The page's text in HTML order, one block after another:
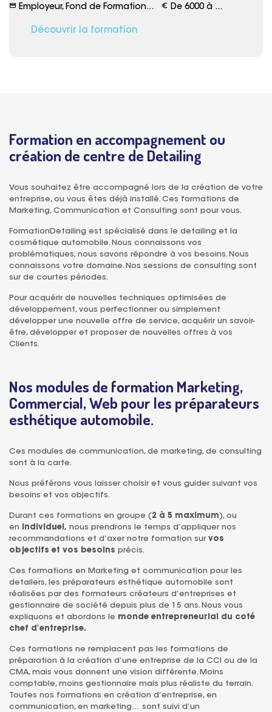
credit_card Employeur, Fond de Formation... euro_symbol De 6000 à ...
Découvrir la formation
Formation en accompagnement ou
création de centre de Detailing
Vous souhaitez être accompagné lors de la création de votre
entreprise, ou vous êtes déjà installé. Ces formations de
Marketing, Communication et Consulting sont pour vous.
FormationDetailing est spécialisé dans le detailing et la
cosmétique automobile. Nous connaissons vos
problématiques, nous savons répondre à vos besoins. Nous
connaissons votre domaine. Nos sessions de consulting sont
sur de courtes périodes.
Pour acquérir de nouvelles techniques optimisées de
développement, vous perfectionner ou simplement
développer une nouvelle offre de service, acquérir un savoir-
être, développer et proposer de nouvelles offres à vos
Clients.
Nos modules de formation Marketing,
Commercial, Web pour les préparateurs
esthétique automobile.
Ces modules de communication, de marketing, de consulting
sont à la carte.
Nous préférons vous laisser choisir et vous guider suivant vos
besoins et vos objectifs.
Durant ces formations en groupe (2 à 5 maximum), ou
en
individuel, nous prendrons le temps d’appliquer nos
recommandations et d’axer notre formation sur vos
objectifs et vos besoins précis.
Ces formations en Marketing et communication pour les
detailers, les préparateurs esthétique automobile sont
réalisées par des formateurs créateurs d’entreprises et
gestionnaire de société depuis plus de 15 ans. Nous vous
expliquons et abordons le
monde entrepreneurial du coté
chef d’entreprise.
Ces formations ne remplacent pas les formations de
préparation à la création d’une entreprise de la CCI ou de la
CMA, mais vous donnent une vision différente. Moins
comptable, moins gestionnaire mais plus réaliste du terrain.
Toutes nos formations en création d’entreprise, en
communication, en marketing… sont suivi d’un